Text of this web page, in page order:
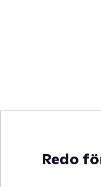
Redo